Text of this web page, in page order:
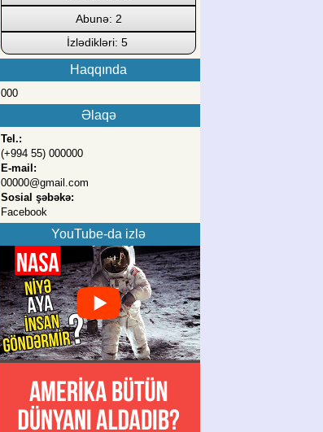
Abunə: 2
İzlədikləri: 5
Haqqında
000
Əlaqə
Tel.:
(+994 55) 000000
E-mail:
00000@gmail.com
Sosial şəbəkə:
Facebook
YouTube-da izlə